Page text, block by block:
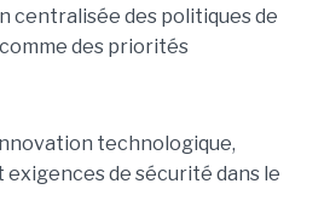
centralisée des politiques de
des priorités
technologique,
de sécurité dans le